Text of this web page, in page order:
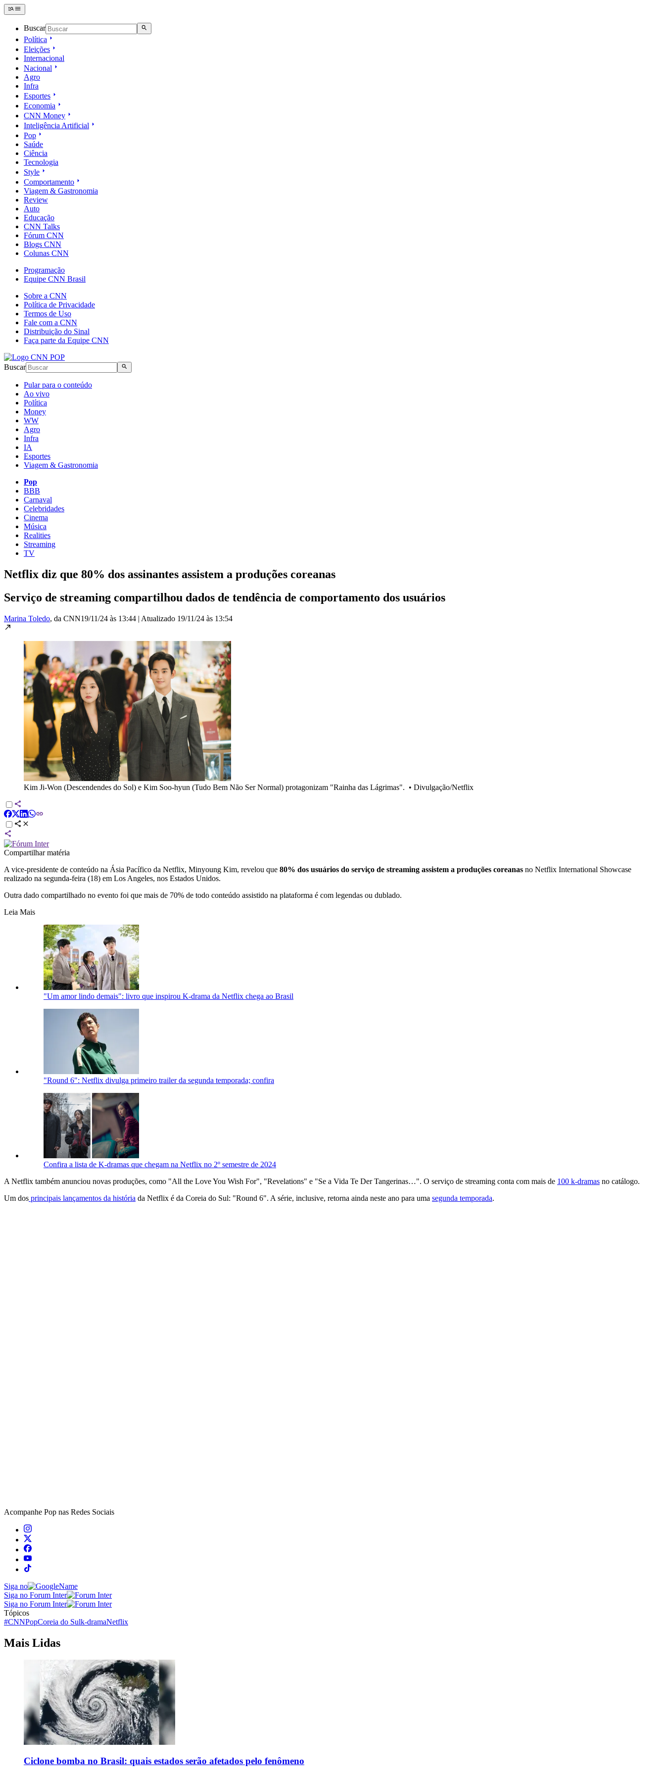
Buscar
Política
Eleições
Internacional
Nacional
Agro
Infra
Esportes
Economia
CNN Money
Inteligência Artificial
Pop
Saúde
Ciência
Tecnologia
Style
Comportamento
Viagem & Gastronomia
Review
Auto
Educação
CNN Talks
Fórum CNN
Blogs CNN
Colunas CNN
Programação
Equipe CNN Brasil
Sobre a CNN
Política de Privacidade
Termos de Uso
Fale com a CNN
Distribuição do Sinal
Faça parte da Equipe CNN
Buscar
Pular para o conteúdo
Ao vivo
Política
Money
WW
Agro
Infra
IA
Esportes
Viagem & Gastronomia
Pop
BBB
Carnaval
Celebridades
Cinema
Música
Realities
Streaming
TV
Netflix diz que 80% dos assinantes assistem a produções coreanas
Serviço de streaming compartilhou dados de tendência de comportamento dos usuários
Marina Toledo, da CNN19/11/24 às 13:44 | Atualizado 19/11/24 às 13:54
Kim Ji-Won (Descendendes do Sol) e Kim Soo-hyun (Tudo Bem Não Ser Normal) protagonizam "Rainha das Lágrimas". • Divulgação/Netflix
Compartilhar matéria
A vice-presidente de conteúdo na Ásia Pacífico da Netflix, Minyoung Kim, revelou que 80% dos usuários do serviço de streaming assistem a produções coreanas no Netflix International Showcase
realizado na segunda-feira (18) em Los Angeles, nos Estados Unidos.
Outra dado compartilhado no evento foi que mais de 70% de todo conteúdo assistido na plataforma é com legendas ou dublado.
Leia Mais
"Um amor lindo demais": livro que inspirou K-drama da Netflix chega ao Brasil
"Round 6": Netflix divulga primeiro trailer da segunda temporada; confira
Confira a lista de K-dramas que chegam na Netflix no 2º semestre de 2024
A Netflix também anunciou novas produções, como "All the Love You Wish For", "Revelations" e "Se a Vida Te Der Tangerinas…". O serviço de streaming conta com mais de 100 k-dramas no catálogo.
Um dos principais lançamentos da história da Netflix é da Coreia do Sul: "Round 6". A série, inclusive, retorna ainda neste ano para uma segunda temporada.
Acompanhe Pop nas Redes Sociais
Siga no
Siga no Forum Inter
Siga no Forum Inter
Tópicos
#CNNPopCoreia do Sulk-dramaNetflix
Mais Lidas
Ciclone bomba no Brasil: quais estados serão afetados pelo fenômeno